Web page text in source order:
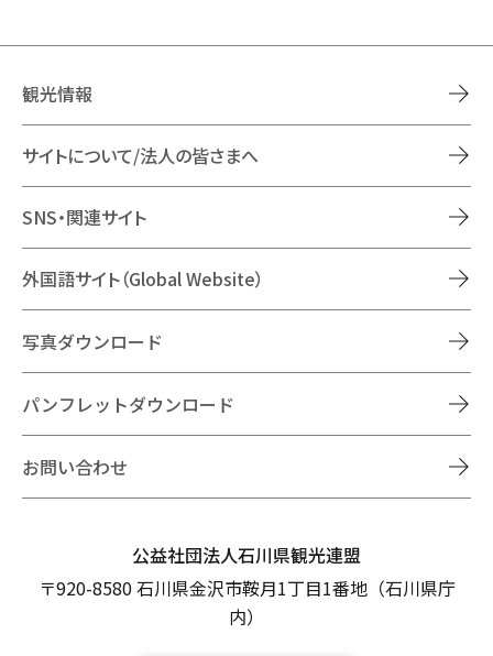
観光情報
サイトについて/法人の皆さまへ
SNS・関連サイト
外国語サイト（Global Website）
写真ダウンロード
パンフレットダウンロード
お問い合わせ
公益社団法人石川県観光連盟
〒920-8580 石川県金沢市鞍月1丁目1番地（石川県庁
内）